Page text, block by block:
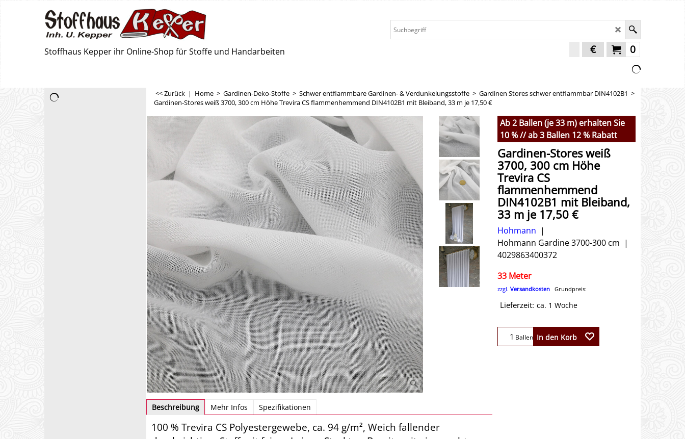
Stoffhaus Kepper ihr Online-Shop für Stoffe und Handarbeiten 0
€
<< Zurück | Home > Gardinen-Deko-Stoffe > Schwer entflammbare Gardinen- & Verdunkelungsstoffe > Gardinen Stores schwer entflammbar DIN4102B1 >
Gardinen-Stores weiß 3700, 300 cm Höhe Trevira CS flammenhemmend DIN4102B1 mit Bleiband, 33 m je 17,50 €
Ab 2 Ballen (je 33 m) erhalten Sie
10 % // ab 3 Ballen 12 % Rabatt
Gardinen-Stores weiß
3700, 300 cm Höhe
Trevira CS
flammenhemmend
DIN4102B1 mit Bleiband,
33 m je 17,50 €
Hohmann
Hohmann Gardine 3700-300 cm
4029863400372
33 Meter
zzgl. Versandkosten Grundpreis:
Lieferzeit: ca. 1 Woche
Ballen In den Korb
Beschreibung Mehr Infos Spezifikationen
100 % Trevira CS Polyestergewebe, ca. 94 g/m², Weich fallender